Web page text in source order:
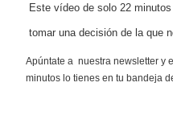
Este vídeo de solo 22
tomar una decisión de la que
Apúntate a nuestra newsletter y
minutos lo tienes en tu bandeja de